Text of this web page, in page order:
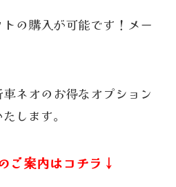
の購入が可能です！メー
ネオのお得なオプション
します。
ご案内はコチラ↓